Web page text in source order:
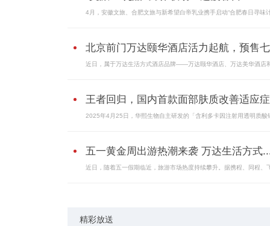
4月，安徽文旅、合肥文旅与新希望白帝乳业携手启动“合肥春日寻味
北京前门万达颐华酒店活力起航，预售
近日，属于万达生活方式酒店品牌——万达颐华酒店、万达美华酒店
王者回归，国内首款面部肤质改善适应
2025年4月25日，华熙生物自主研发的「含利多卡因注射用透明质酸
五一黄金周出游热潮来袭 万达生活方式
近日，随着五一假期临近，旅游市场热度持续攀升。据携程、同程、
精彩放送